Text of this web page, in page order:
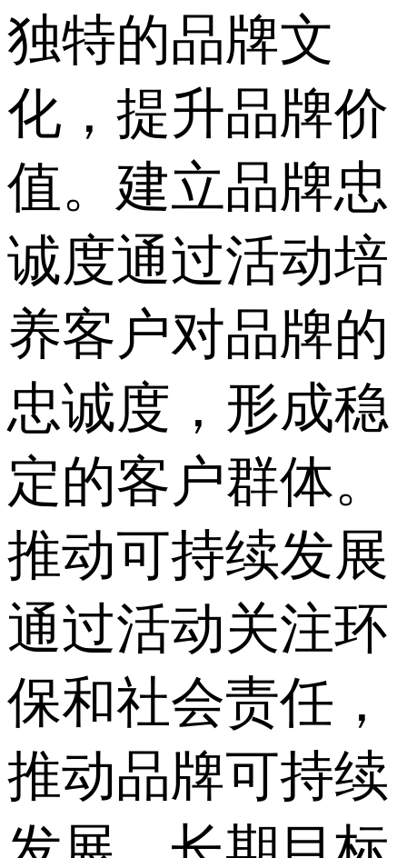
独特的品牌文
化，提升品牌价
值。建立品牌忠
诚度通过活动培
养客户对品牌的
忠诚度，形成稳
定的客户群体。
推动可持续发展
通过活动关注环
保和社会责任，
推动品牌可持续